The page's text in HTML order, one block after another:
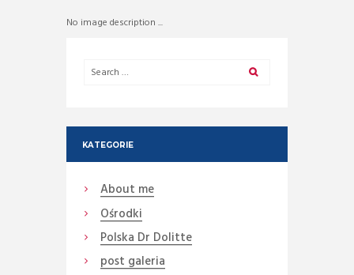
No image description ...
KATEGORIE
About me
Ośrodki
Polska Dr Dolitte
post galeria